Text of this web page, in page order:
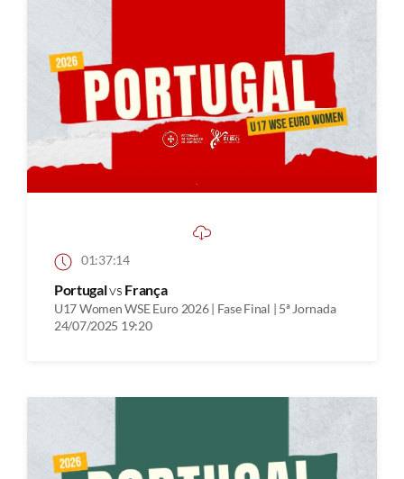
01:37:14
Portugalvs França
U17 Women WSE Euro 2026 | Fase Final | 5ª Jornada
24/07/2025 19:20